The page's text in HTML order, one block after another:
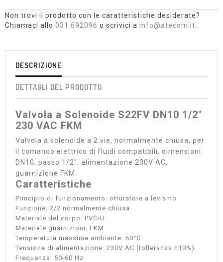
Non trovi il prodotto con le caratteristiche desiderate?
Chiamaci allo 031.692096 o scrivici a info@atecom.it
DESCRIZIONE
DETTAGLI DEL PRODOTTO
Valvola a Solenoide S22FV DN10 1/2"
230 VAC FKM
Valvola a solenoide a 2 vie, normalmente chiusa, per
il comando elettrico di fluidi compatibili, dimensioni
DN10, passo 1/2", alimentazione 230V AC,
guarnizione FKM.
Caratteristiche
Principio di funzionamento: otturatore a levismo
Funzione: 2/2 normalmente chiusa
Materiale del corpo: PVC-U
Materiale guarnizioni: FKM
Temperatura massima ambiente: 50°C
Tensione di alimentazione: 230V AC (tolleranza ±10%)
Frequenza: 50-60 Hz